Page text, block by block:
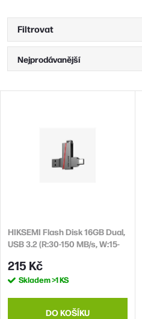
Filtrovat
Ř
a
z
d
u
k
t
Nejprodávanější
V
o
d
u
k
HIKSEMI Flash Disk 16GB Dual,
USB 3.2 (R:30-150 MB/s, W:15-
215 Kč
Skladem>1 KS
DO KOŠÍKU